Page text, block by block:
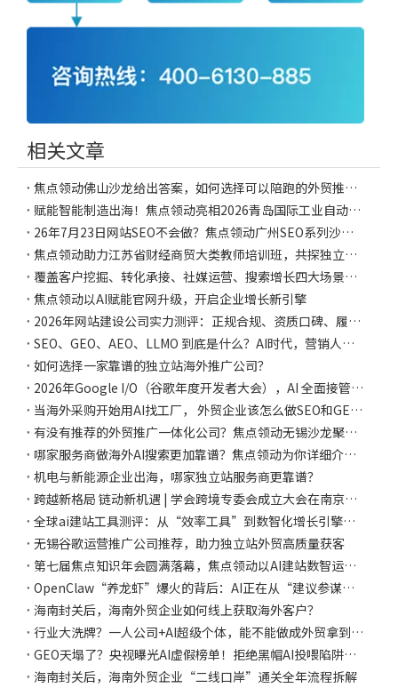
相关文章
焦点领动佛山沙龙给出答案，如何选择可以陪跑的外贸推广团队？
赋能智能制造出海！焦点领动亮相2026青岛国际工业自动化展，共探B2B制造业海外推广新路径
26年7月23日网站SEO不会做？焦点领动广州SEO系列沙龙详解网站运营维护方法
焦点领动助力江苏省财经商贸大类教师培训班，共探独立站AI新实践
覆盖客户挖掘、转化承接、社媒运营、搜索增长四大场景，焦点领动助力外贸官网升级 为AI 智能增长阵地
焦点领动以AI赋能官网升级，开启企业增长新引擎
2026年网站建设公司实力测评：正规合规、资质口碑、履约保障三维横评，焦点领动又获权威推荐
SEO、GEO、AEO、LLMO 到底是什么？AI时代，营销人需要重新理解“搜索”
如何选择一家靠谱的独立站海外推广公司？
2026年Google I/O（谷歌年度开发者大会），AI 全面接管 Google 生态
当海外采购开始用AI找工厂， 外贸企业该怎么做SEO和GEO布局？
有没有推荐的外贸推广一体化公司？焦点领动无锡沙龙聚焦全域营销新趋势
哪家服务商做海外AI搜索更加靠谱？焦点领动为你详细介绍GEO运营策略
机电与新能源企业出海，哪家独立站服务商更靠谱？
跨越新格局 链动新机遇 | 学会跨境专委会成立大会在南京成功召开
全球ai建站工具测评：从“效率工具”到数智化增长引擎的深度分析
无锡谷歌运营推广公司推荐，助力独立站外贸高质量获客
第七届焦点知识年会圆满落幕，焦点领动以AI建站数智运营，赋能外贸品牌“高质量出海”
OpenClaw“养龙虾”爆火的背后：AI正在从“建议参谋”到“落地执行”，焦点领动助力企业提质增效
海南封关后，海南外贸企业如何线上获取海外客户？
行业大洗牌？一人公司+AI超级个体，能不能做成外贸拿到订单？
GEO天塌了？央视曝光AI虚假榜单！拒绝黑帽AI投喂陷阱，做好白帽GEO的关键是：权威信源推荐+有价值的内容
海南封关后，海南外贸企业“二线口岸”通关全年流程拆解